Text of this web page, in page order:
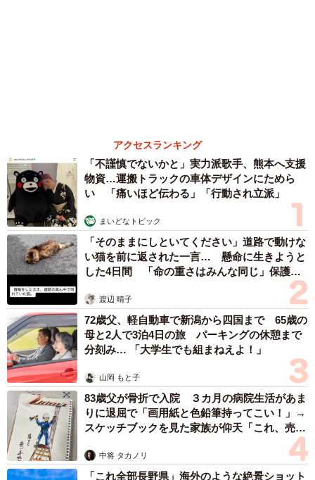
4/7
田村：撮影所の大物二枚目俳優というインパクトある役柄
なので、やりがいがあるなと思いました。これまでも時代
劇はやってきましたが切られ役がほとんど。ですが今回は
劇中劇の主役なので刀の振り方から立ち居振る舞いまで全
部違ってくるんですね。東映京都撮影所のベテランスタッ
フの方に教えてもらって、主役としての振る舞い方を学び
ました。
「人生こそがバラエティー」 マレーシア移住
を報告した菊地亜美 子どもの教育考え「小学
校へ入学するこのタイミングで挑戦」
まいどなトピック
京都駅をぶらぶら→ホームの隅に何やら「ドロ
ン」のポーズをする忍者 この暑い中いったい
なぜ？ 近づいてみたら… 「見つかるなんて
未熟」
中将 タカノリ